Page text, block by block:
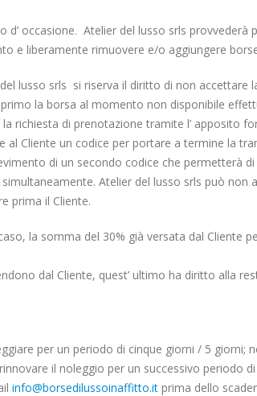
occasione. Atelier del lusso srls provvederà
e liberamente rimuovere e/o aggiungere
lusso srls si riserva il diritto di non accettare
la borsa al momento non disponibile
richiesta di prenotazione tramite l’ apposito
Cliente un codice per portare a termine la
di un secondo codice che permetterà
Atelier del lusso srls può non
prima il Cliente.
la somma del 30% già versata dal Cliente
dal Cliente, quest’ ultimo ha diritto alla
per un periodo di cinque giorni / 5
il noleggio per un successivo periodo
info@borsedilussoinaffitto.it prima dello